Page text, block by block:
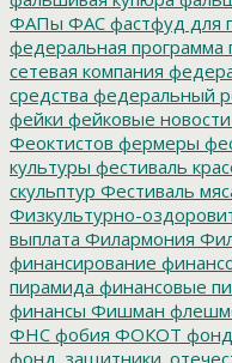
ФАПы ФАС фастфуд для
федеральная программа
сетевая компания
средства федеральный
фейки фейковые новости
Феоктистов фермеры
культуры фестиваль
скульптур Фестиваль
Физкультурно-
выплата Филармония
финансирование
пирамида финансовые
финансы Фишман
ФНС фобия ФОКОТ фонд